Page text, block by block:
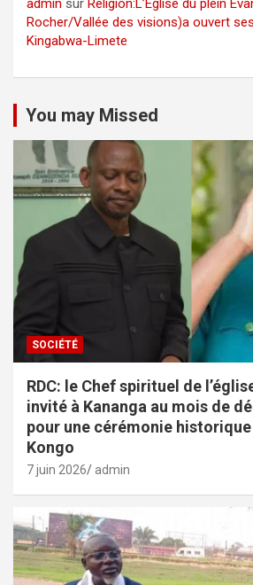
admin sur Religion:L’Eglise du plein
Rocher/Vallée des visions)a ouvert
Kingabwa-Limete
You may Missed
SOCIÉTÉ
RDC: le Chef spirituel de
invité à Kananga au mois de
pour une cérémonie
Kongo
7 juin 2026 admin